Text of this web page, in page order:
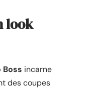
look
Boss incarne
des coupes